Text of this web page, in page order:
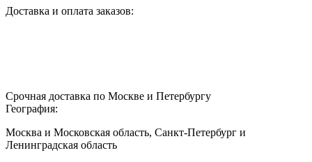
Доставка и оплата заказов:
Срочная доставка по Москве и Петербургу
География:
Москва и Московская область, Санкт-Петербург и
Ленинградская область